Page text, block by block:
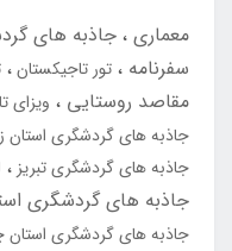
معماری جاذبه های
سفرنامه
تور تاجیکستان
مقاصد روستایی
ویزای
جاذبه های گردشگری استان
جاذبه های گردشگری تبریز
جاذبه های گردشگری
جاذبه های گردشگری استان